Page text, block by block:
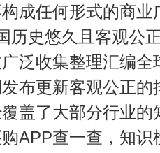
成任何形式的商业
历史悠久且客观公
泛收集整理汇编
布更新客观公正
盖了大部分行业
APP查一查，知